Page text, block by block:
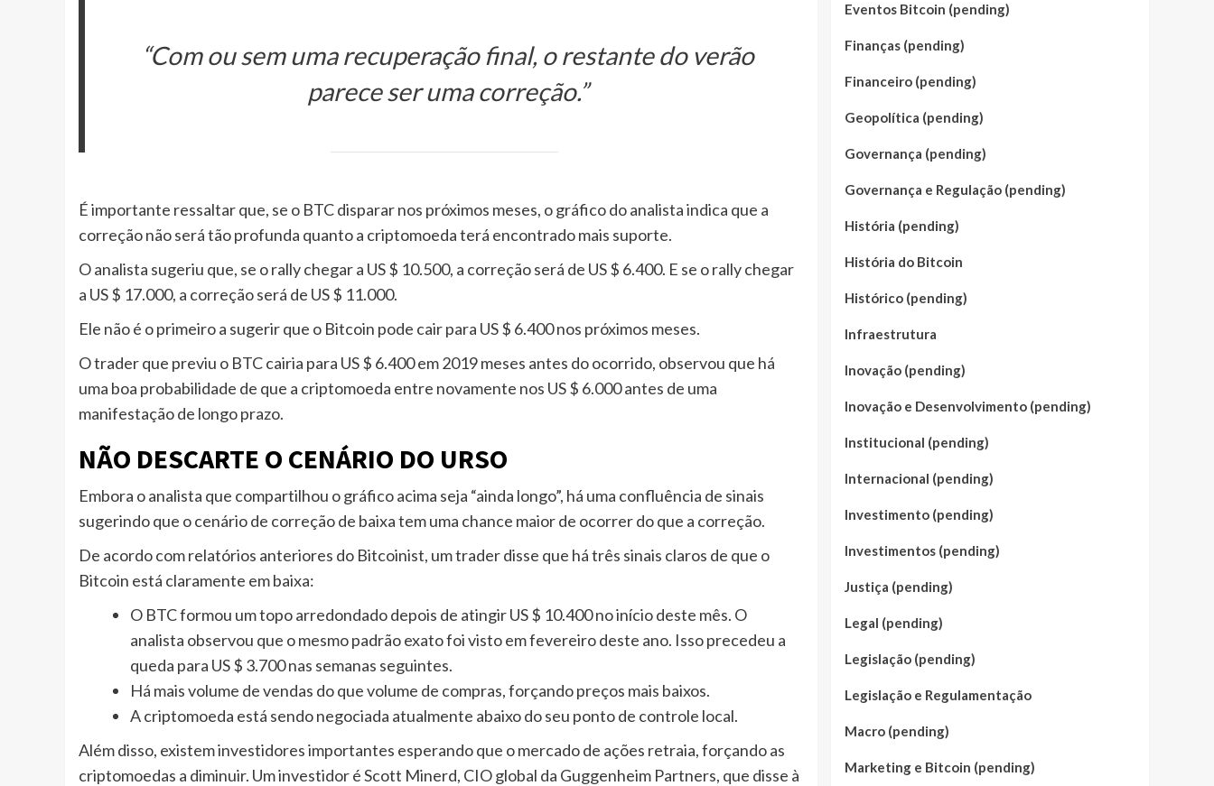
“Com ou sem uma recuperação final, o restante do verão
parece ser uma correção.”
É importante ressaltar que, se o BTC disparar nos próximos meses, o gráfico do analista indica que a
correção não será tão profunda quanto a criptomoeda terá encontrado mais suporte.
O analista sugeriu que, se o rally chegar a US $ 10.500, a correção será de US $ 6.400. E se o rally chegar
a US $ 17.000, a correção será de US $ 11.000.
Ele não é o primeiro a sugerir que o Bitcoin pode cair para US $ 6.400 nos próximos meses.
O trader que previu o BTC cairia para US $ 6.400 em 2019 meses antes do ocorrido, observou que há
uma boa probabilidade de que a criptomoeda entre novamente nos US $ 6.000 antes de uma
manifestação de longo prazo.
NÃO DESCARTE O CENÁRIO DO URSO
Embora o analista que compartilhou o gráfico acima seja “ainda longo”, há uma confluência de sinais
sugerindo que o cenário de correção de baixa tem uma chance maior de ocorrer do que a correção.
De acordo com relatórios anteriores do Bitcoinist, um trader disse que há três sinais claros de que o
Bitcoin está claramente em baixa:
O BTC formou um topo arredondado depois de atingir US $ 10.400 no início deste mês. O
analista observou que o mesmo padrão exato foi visto em fevereiro deste ano. Isso precedeu a
queda para US $ 3.700 nas semanas seguintes.
Há mais volume de vendas do que volume de compras, forçando preços mais baixos.
A criptomoeda está sendo negociada atualmente abaixo do seu ponto de controle local.
Além disso, existem investidores importantes esperando que o mercado de ações retraia, forçando as
criptomoedas a diminuir. Um investidor é Scott Minerd, CIO global da Guggenheim Partners, que disse à
Eventos Bitcoin (pending)
Finanças (pending)
Financeiro (pending)
Geopolítica (pending)
Governança (pending)
Governança e Regulação (pending)
História (pending)
História do Bitcoin
Histórico (pending)
Infraestrutura
Inovação (pending)
Inovação e Desenvolvimento (pending)
Institucional (pending)
Internacional (pending)
Investimento (pending)
Investimentos (pending)
Justiça (pending)
Legal (pending)
Legislação (pending)
Legislação e Regulamentação
Macro (pending)
Marketing e Bitcoin (pending)